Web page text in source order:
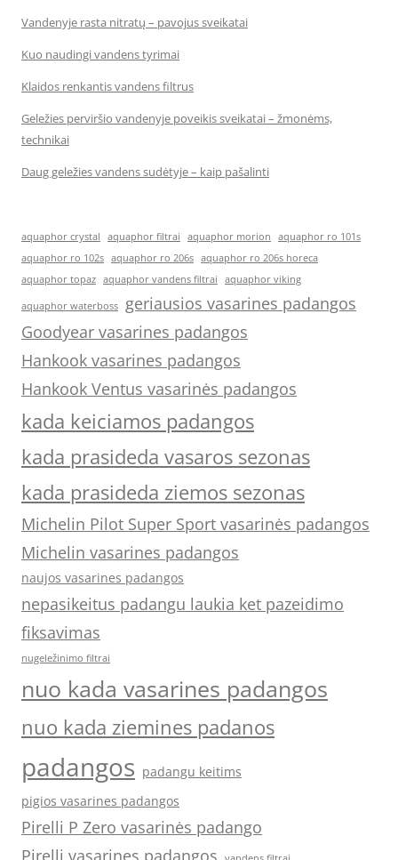
Vandenyje rasta nitratų – pavojus sveikatai
Kuo naudingi vandens tyrimai
Klaidos renkantis vandens filtrus
Geležies perviršio vandenyje poveikis sveikatai – žmonėms,
technikai
Daug geležies vandens sudėtyje – kaip pašalinti
aquaphor crystal aquaphor filtrai aquaphor morion
aquaphor ro 101s
aquaphor ro 102s aquaphor ro 206s aquaphor ro 206s horeca
aquaphor topaz aquaphor vandens filtrai aquaphor viking
aquaphor waterboss
geriausios vasarines padangos
Goodyear vasarines padangos
Hankook vasarines padangos
Hankook Ventus vasarinės padangos
kada keiciamos padangos
kada prasideda vasaros sezonas
kada prasideda ziemos sezonas
Michelin Pilot Super Sport vasarinės padangos
Michelin vasarines padangos
naujos vasarines padangos
nepasikeitus padangu laukia ket pazeidimo
fiksavimas
nugeležinimo filtrai
nuo kada vasarines padangos
nuo kada ziemines padanos
padangos padangu keitims
pigios vasarines padangos
Pirelli P Zero vasarinės padango
Pirelli vasarines padangos